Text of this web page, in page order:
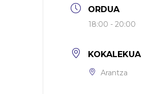
ORDUA
18:00 - 20:00
KOKALEKUA
Arantza